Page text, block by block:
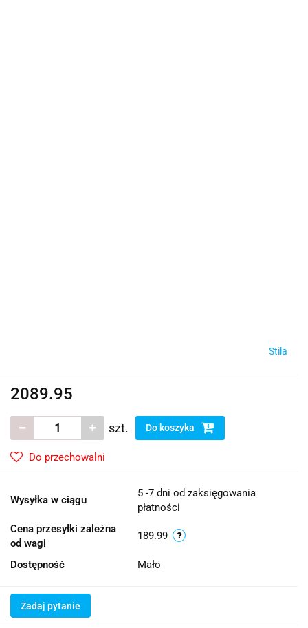
Stila
2089.95
szt. Do koszyka
Do przechowalni
Wysyłka w ciągu
5 -7 dni od zaksięgowania
płatności
Cena przesyłki zależna
od wagi
189.99
Dostępność Mało
Zadaj pytanie